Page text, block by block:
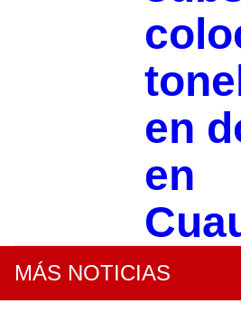
en
en
MÁS NOTICIAS